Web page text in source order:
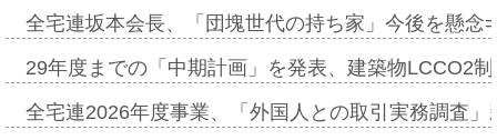
全宅連坂本会長、「団塊世代の持ち家」今後を懸
29年度までの「中期計画」を発表、建築物LCCO2
全宅連2026年度事業、「外国人との取引実務調査